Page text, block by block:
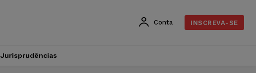
Conta INSCREVA-SE
Jurisprudências